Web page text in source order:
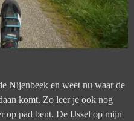
Nijenbeek en weet nu waar de
komt. Zo leer je ook nog
op pad bent. De IJssel op mijn